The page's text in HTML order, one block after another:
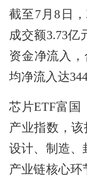
截至7月8日
成交额3.73亿
资金净流入，
均净流入达
芯片ETF富国
产业指数，
设计、制造、
产业链核心环